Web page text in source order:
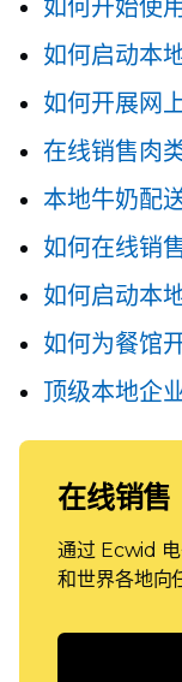
如何开始使
如何启动本
如何开展网
在线销售肉
本地牛奶配
如何在线销
如何启动本
如何为餐馆
顶级本地企
在线销售
通过 Ecwid
和世界各地向